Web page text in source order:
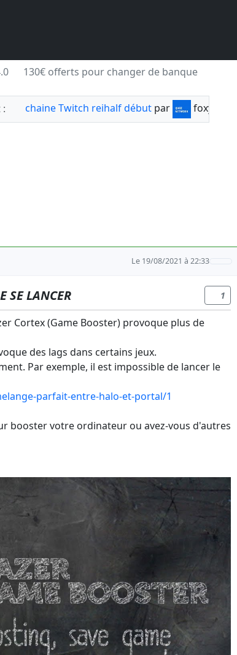
130€ offerts pour changer de banque
chaine Twitch reihalf début par foxylabnyy
Le 19/08/2021 à 22:33
SE LANCER 1
Cortex (Game Booster) provoque plus de
des lags dans certains jeux.
Par exemple, il est impossible de lancer le
parfait-entre-halo-et-portal/1
booster votre ordinateur ou avez-vous d'autres